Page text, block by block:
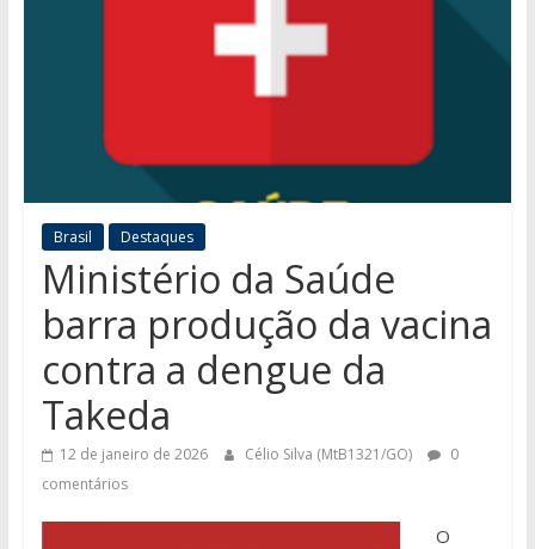
Brasil Destaques
Ministério da Saúde
barra produção da vacina
contra a dengue da
Takeda
12 de janeiro de 2026 Célio Silva (MtB1321/GO)
0
comentários
O